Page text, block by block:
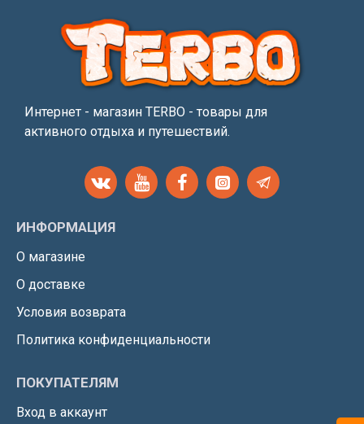
Интернет - магазин TERBO - товары для
активного отдыха и путешествий.
ИНФОРМАЦИЯ
О магазине
О доставке
Условия возврата
Политика конфиденциальности
ПОКУПАТЕЛЯМ
Вход в аккаунт